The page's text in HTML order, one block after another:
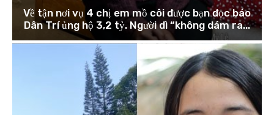
Về tận nơi vụ 4 chị em mồ côi được bạn đọc báo
Dân Trí ủng hộ 3,2 tỷ. Người dì “không dám ra...